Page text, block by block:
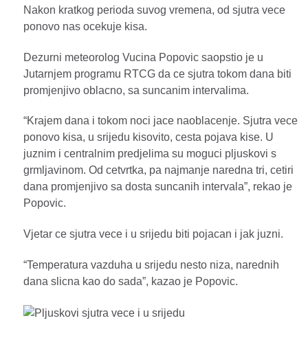
Nakon kratkog perioda suvog vremena, od sjutra vece
ponovo nas ocekuje kisa.
Dezurni meteorolog Vucina Popovic saopstio je u
Jutarnjem programu RTCG da ce sjutra tokom dana biti
promjenjivo oblacno, sa suncanim intervalima.
“Krajem dana i tokom noci jace naoblacenje. Sjutra vece
ponovo kisa, u srijedu kisovito, cesta pojava kise. U
juznim i centralnim predjelima su moguci pljuskovi s
grmljavinom. Od cetvrtka, pa najmanje naredna tri, cetiri
dana promjenjivo sa dosta suncanih intervala”, rekao je
Popovic.
Vjetar ce sjutra vece i u srijedu biti pojacan i jak juzni.
“Temperatura vazduha u srijedu nesto niza, narednih
dana slicna kao do sada”, kazao je Popovic.